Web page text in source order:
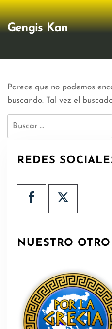
Gengis Kan
Parece que no podemos
buscando. Tal vez el
Buscar:
REDES
NUESTRO